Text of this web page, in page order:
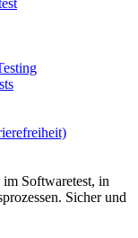
Softwaretest, in
Sicher und